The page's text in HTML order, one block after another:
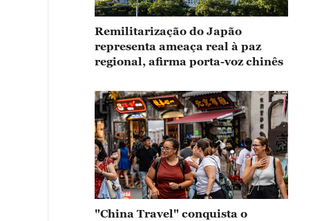
Remilitarização do Japão
representa ameaça real à paz
regional, afirma porta-voz chinês
"China Travel" conquista o